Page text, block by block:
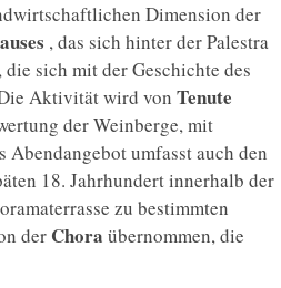
Dimension der
, das sich hinter der Palestra
sich mit der Geschichte des
Aktivität wird von Tenute
der Weinberge, mit
umfasst auch den
18. Jahrhundert innerhalb der
zu bestimmten
der Chora übernommen, die